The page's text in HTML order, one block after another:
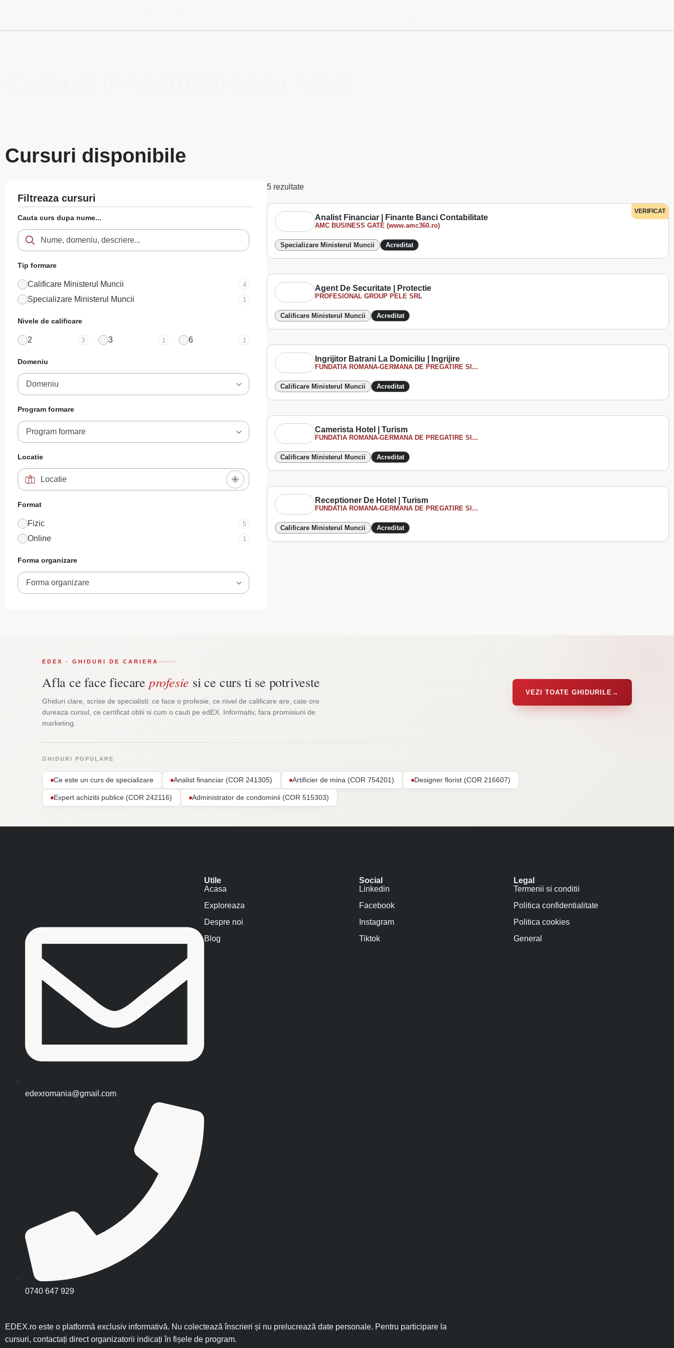
Cursuri disponibile
Filtreaza cursuri
Cauta curs dupa nume...
Tip formare
Calificare Ministerul Muncii 4
Specializare Ministerul Muncii 1
Nivele de calificare
2 3 3 1 6 1
Domeniu
Domeniu
Program formare
Program formare
Locatie
Format
Fizic 5
Online 1
Forma organizare
Forma organizare
5 rezultate
Analist Financiar | Finante Banci Contabilitate
AMC BUSINESS GATE (www.amc360.ro)
Specializare Ministerul Muncii Acreditat
VERIFICAT
Agent De Securitate | Protectie
PROFESIONAL GROUP PELE SRL
Calificare Ministerul Muncii Acreditat
Ingrijitor Batrani La Domiciliu | Ingrijire
FUNDATIA ROMANA-GERMANA DE PREGATIRE SI...
Calificare Ministerul Muncii Acreditat
Camerista Hotel | Turism
FUNDATIA ROMANA-GERMANA DE PREGATIRE SI...
Calificare Ministerul Muncii Acreditat
Receptioner De Hotel | Turism
FUNDATIA ROMANA-GERMANA DE PREGATIRE SI...
Calificare Ministerul Muncii Acreditat
EDEX · GHIDURI DE CARIERA
Afla ce face fiecare profesie si ce curs ti se potriveste
Ghiduri clare, scrise de specialisti: ce face o profesie, ce nivel de calificare are, cate ore
dureaza cursul, ce certificat obtii si cum o cauti pe edEX. Informativ, fara promisiuni de
marketing.
VEZI TOATE GHIDURILE →
GHIDURI POPULARE
Ce este un curs de specializare Analist financiar (COR 241305) Artificier de mina (COR 754201) Designer florist (COR 216607)
Expert achizitii publice (COR 242116) Administrator de condominii (COR 515303)
edexromania@gmail.com
0740 647 929
Utile
Acasa
Exploreaza
Despre noi
Blog
Social
Linkedin
Facebook
Instagram
Tiktok
Legal
Termenii si conditii
Politica confidentialitate
Politica cookies
General
EDEX.ro este o platformă exclusiv informativă. Nu colectează înscrieri și nu prelucrează date personale. Pentru participare la
cursuri, contactați direct organizatorii indicați în fișele de program.